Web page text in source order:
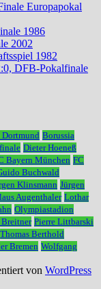
Europapokal
1986
2002
1982
DFB-Pokalfinale
Dortmund Borussia
Dieter Hoeneß
Bayern München FC
Buchwald
Klinsmann Jürgen
Augenthaler Lothar
Olympiastadion
Breitner Pierre Littbarski
Thomas Berthold
Bremen Wolfgang
von WordPress